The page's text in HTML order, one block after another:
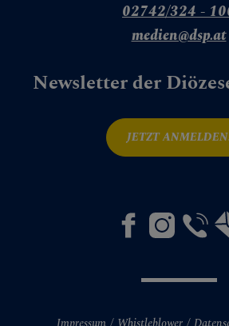
02742/324 -
medien@dsp.at
Newsletter der
JETZT